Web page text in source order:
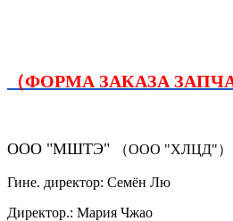
（ФОРМА ЗАКАЗА
ООО "МШТЭ" （ООО "ХЛЦД"）
Гине. директор: Семён Лю
Директор.: Мария Чжао